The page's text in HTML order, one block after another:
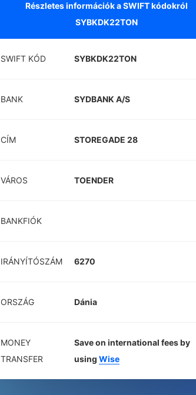
Részletes információk a SWIFT kódokról
SYBKDK22TON
SWIFT KÓD SYBKDK22TON
BANK SYDBANK A/S
CÍM STOREGADE 28
VÁROS TOENDER
BANKFIÓK
IRÁNYÍTÓSZÁM 6270
ORSZÁG Dánia
MONEY
TRANSFER
Save on international fees by
using Wise